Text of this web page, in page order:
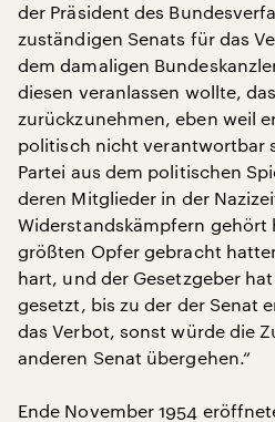
der Präsident des
zuständigen Senats für das
dem damaligen
diesen veranlassen wollte,
zurückzunehmen, eben weil
politisch nicht verantwortbar
Partei aus dem politischen
deren Mitglieder in der
Widerstandskämpfern gehört
größten Opfer gebracht
hart, und der Gesetzgeber
gesetzt, bis zu der der Senat
das Verbot, sonst würde die
anderen Senat übergehen.“
Ende November 1954